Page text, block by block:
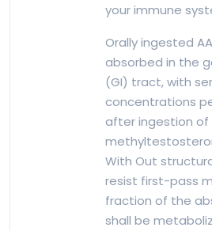
your immune
Orally ingested
absorbed in the
(GI) tract, with
concentrations
after ingestion of
With Out
resist first-pass
fraction of the
shall be